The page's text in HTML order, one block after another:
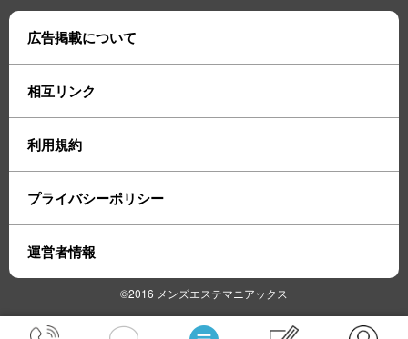
広告掲載について
相互リンク
利用規約
プライバシーポリシー
運営者情報
©2016 メンズエステマニアックス